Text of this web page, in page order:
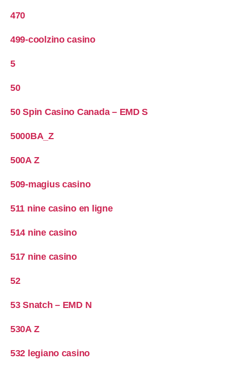
470
499-coolzino casino
5
50
50 Spin Casino Canada – EMD S
5000BA_Z
500A Z
509-magius casino
511 nine casino en ligne
514 nine casino
517 nine casino
52
53 Snatch – EMD N
530A Z
532 legiano casino